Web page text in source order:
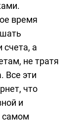
время
счета, а
не тратя
Все эти
что
и
самом